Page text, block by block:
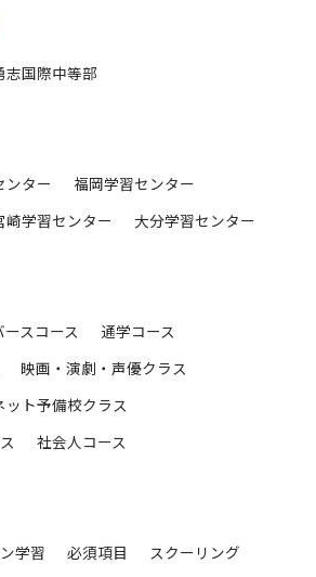
志国際中等部
ンター
福岡学習センター
崎学習センター 大分学習センター
ースコース
通学コース
映画・演劇・声優クラス
ット予備校クラス
社会人コース
学習 必須項目
スクーリング